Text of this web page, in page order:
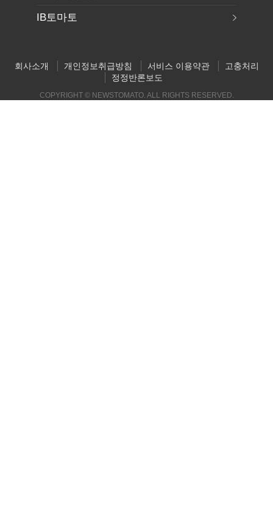
IB토마토
회사소개 개인정보취급방침 서비스 이용약관
고충처리
정정반론보도
COPYRIGHT © NEWSTOMATO. ALL RIGHTS RESERVED.